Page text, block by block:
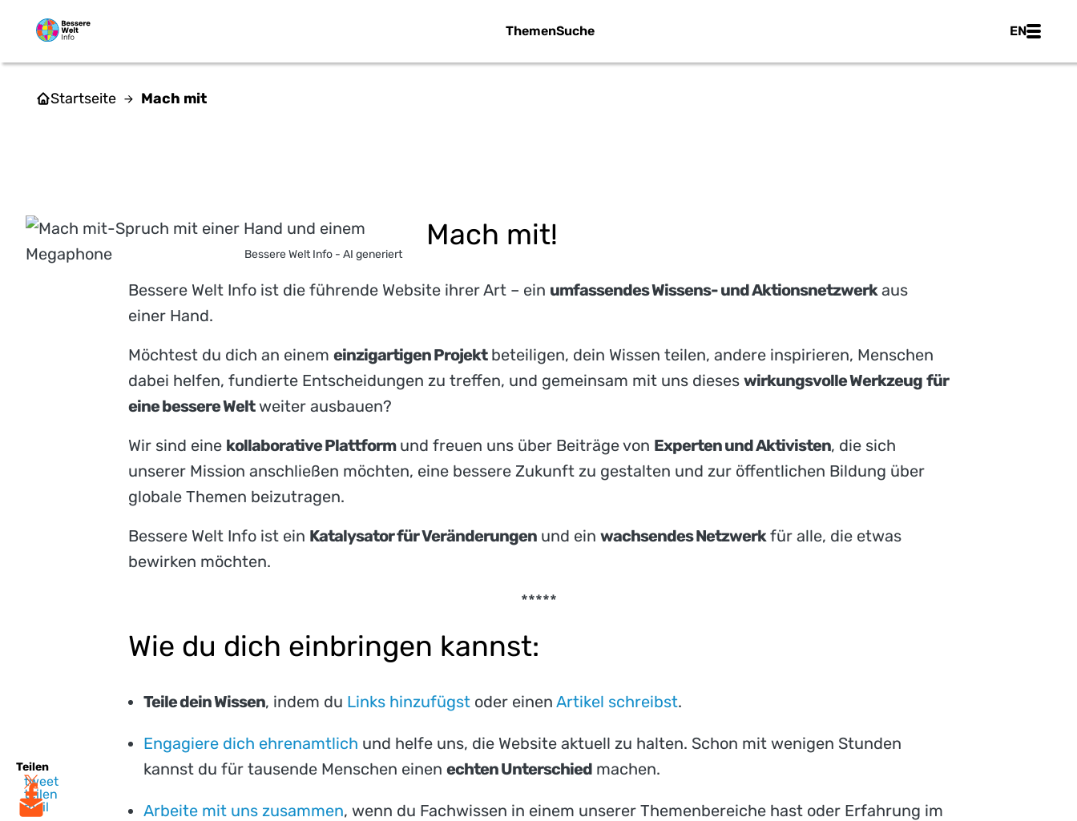
ThemenSuche EN
Main
Teilen
tweet
teilen
mail
Startseite Mach mit
Bessere Welt Info - AI generiert
Mach mit!
Bessere Welt Info ist die führende Website ihrer Art – ein umfassendes Wissens- und Aktionsnetzwerk aus
einer Hand.
Möchtest du dich an einem einzigartigen Projektbeteiligen, dein Wissen teilen, andere inspirieren, Menschen
dabei helfen, fundierte Entscheidungen zu treffen, und gemeinsam mit uns dieses wirkungsvolle Werkzeug für
eine bessere Weltweiter ausbauen?
Wir sind eine kollaborative Plattformund freuen uns über Beiträge von Experten und Aktivisten, die sich
unserer Mission anschließen möchten, eine bessere Zukunft zu gestalten und zur öffentlichen Bildung über
globale Themen beizutragen.
Bessere Welt Info ist ein Katalysator für Veränderungen und ein wachsendes Netzwerk für alle, die etwas
bewirken möchten.
*****
Wie du dich einbringen kannst:
Teile dein Wissen, indem du Links hinzufügst oder einen Artikel schreibst.
Engagiere dich ehrenamtlich und helfe uns, die Website aktuell zu halten. Schon mit wenigen Stunden
kannst du für tausende Menschen einen echten Unterschied machen.
Arbeite mit uns zusammen, wenn du Fachwissen in einem unserer Themenbereiche hast oder Erfahrung im